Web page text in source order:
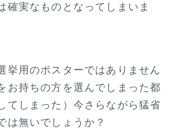
確実なものとなってしまいま
挙用のポスターではありません
お持ちの方を選んでしまった都
てしまった）今さらながら猛省
は無いでしょうか？